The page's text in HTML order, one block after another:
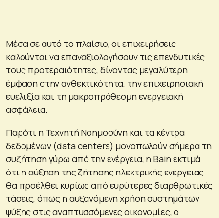
Μέσα σε αυτό το πλαίσιο, οι επιχειρήσεις
καλούνται να επαναξιολογήσουν τις επενδυτικές
τους προτεραιότητες, δίνοντας μεγαλύτερη
έμφαση στην ανθεκτικότητα, την επιχειρησιακή
ευελιξία και τη μακροπρόθεσμη ενεργειακή
ασφάλεια.
Παρότι η Τεχνητή Νοημοσύνη και τα κέντρα
δεδομένων (data centers) μονοπωλούν σήμερα τη
συζήτηση γύρω από την ενέργεια, η Bain εκτιμά
ότι η αύξηση της ζήτησης ηλεκτρικής ενέργειας
θα προέλθει κυρίως από ευρύτερες διαρθρωτικές
τάσεις, όπως η αυξανόμενη χρήση συστημάτων
ψύξης στις αναπτυσσόμενες οικονομίες, ο